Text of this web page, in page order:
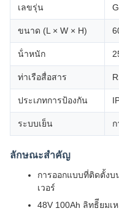
เลขรุ่น
ขนาด (L × W × H)
น้ําหนัก
ท่าเรือสื่อสาร
ประเภทการป้องกัน
ระบบเย็น
ลักษณะสําคัญ
การออกแบบที่ติดตั้งบ
เวอร์
48V 100Ah ลิทธิียมเ